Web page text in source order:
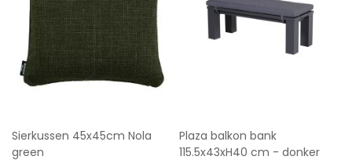
Sierkussen 45x45cm Nola
green
Plaza balkon bank
115.5x43xH40 cm - donker